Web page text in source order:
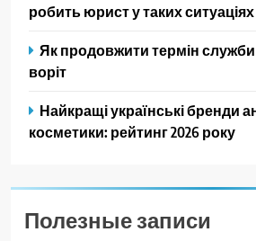
робить юрист у таких ситуаціях
Як продовжити термін
воріт
Найкращі українські бренди
косметики: рейтинг 2026 року
Полезные записи